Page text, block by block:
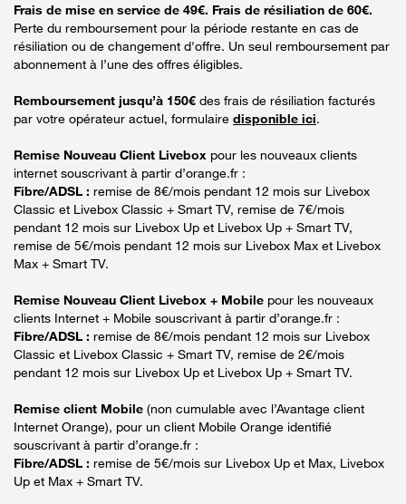
Frais de mise en service de 49€. Frais de résiliation de 60€.
Perte du remboursement pour la période restante en cas de
résiliation ou de changement d'offre. Un seul remboursement par
abonnement à l’une des offres éligibles.
Remboursement jusqu’à 150€ des frais de résiliation facturés
par votre opérateur actuel, formulaire disponible ici.
Remise Nouveau Client Livebox pour les nouveaux clients
internet souscrivant à partir d’orange.fr :
Fibre/ADSL : remise de 8€/mois pendant 12 mois sur Livebox
Classic et Livebox Classic + Smart TV, remise de 7€/mois
pendant 12 mois sur Livebox Up et Livebox Up + Smart TV,
remise de 5€/mois pendant 12 mois sur Livebox Max et Livebox
Max + Smart TV.
Remise Nouveau Client Livebox + Mobile pour les nouveaux
clients Internet + Mobile souscrivant à partir d’orange.fr :
Fibre/ADSL : remise de 8€/mois pendant 12 mois sur Livebox
Classic et Livebox Classic + Smart TV, remise de 2€/mois
pendant 12 mois sur Livebox Up et Livebox Up + Smart TV.
Remise client Mobile (non cumulable avec l’Avantage client
Internet Orange), pour un client Mobile Orange identifié
souscrivant à partir d’orange.fr :
Fibre/ADSL : remise de 5€/mois sur Livebox Up et Max, Livebox
Up et Max + Smart TV.